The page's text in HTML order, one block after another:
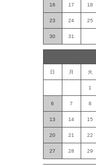
16 17 18
23 24 25
30 31
日 月 火
1
6 7 8
13 14 15
20 21 22
27 28 29